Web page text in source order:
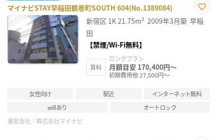
マイナビSTAY早稲田鶴巻町SOUTH 604(No.1389084)
お気
に入
新宿区 1K21.75m² 2009年3月築 早稲
田
【禁煙/Wi-Fi無料】
賃料
ロングプラン
月額目安 170,400円～
初期費用他 27,500円～
女性向け 駅近
インターネット無料
wifiあり
オートロック
運営会社： 株式会社マイナビ